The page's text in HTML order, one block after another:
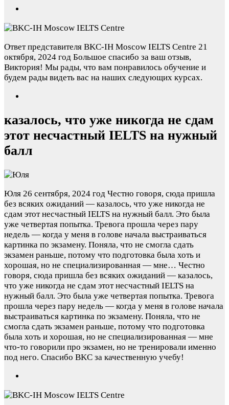
Ответ представителя BKC-IH Moscow IELTS Centre 21
октября, 2024 год Большое спасибо за ваш отзыв,
Виктория! Мы рады, что вам понравилось обучение и
будем рады видеть вас на наших следующих курсах.
казалось, что уже никогда не сдам
этот несчастный IELTS на нужный
балл
Юля 26 сентября, 2024 год Честно говоря, сюда пришла
без всяких ожиданий — казалось, что уже никогда не
сдам этот несчастный IELTS на нужный балл. Это была
уже четвертая попытка. Тревога прошла через пару
недель — когда у меня в голове начала выстраиваться
картинка по экзамену. Поняла, что не смогла сдать
экзамен раньше, потому что подготовка была хоть и
хорошая, но не специализированная — мне… Честно
говоря, сюда пришла без всяких ожиданий — казалось,
что уже никогда не сдам этот несчастный IELTS на
нужный балл. Это была уже четвертая попытка. Тревога
прошла через пару недель — когда у меня в голове начала
выстраиваться картинка по экзамену. Поняла, что не
смогла сдать экзамен раньше, потому что подготовка
была хоть и хорошая, но не специализированная — мне
что-то говорили про экзамен, но не тренировали именно
под него. Спасибо BKC за качественную учебу!